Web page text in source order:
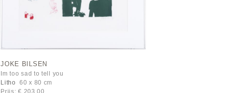
JOKE BILSEN
Im too sad to tell you
Litho
60 x 80 cm
Prijs: € 203,00